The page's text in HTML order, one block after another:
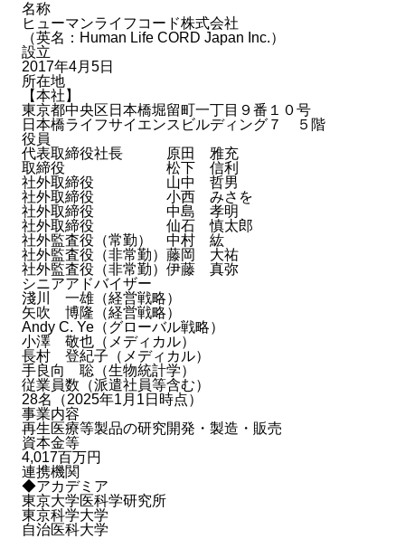
名称
ヒューマンライフコード株式会社
（英名：Human Life CORD Japan Inc.）
設立
2017年4月5日
所在地
【本社】
東京都中央区日本橋堀留町一丁目９番１０号
日本橋ライフサイエンスビルディング７ ５階
役員
代表取締役社長 原田 雅充
取締役 松下 信利
社外取締役 山中 哲男
社外取締役 小西 みさを
社外取締役 中島 孝明
社外取締役 仙石 慎太郎
社外監査役（常勤） 中村 紘
社外監査役（非常勤）藤岡 大祐
社外監査役（非常勤）伊藤 真弥
シニアアドバイザー
淺川 一雄（経営戦略）
矢吹 博隆（経営戦略）
Andy C. Ye（グローバル戦略）
小澤 敬也（メディカル）
長村 登紀子（メディカル）
手良向 聡（生物統計学）
従業員数（派遣社員等含む）
28名（2025年1月1日時点）
事業内容
再生医療等製品の研究開発・製造・販売
資本金等
4,017百万円
連携機関
◆アカデミア
東京大学医科学研究所
東京科学大学
自治医科大学